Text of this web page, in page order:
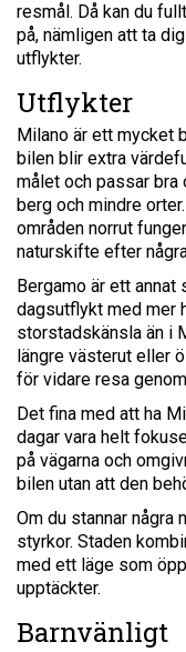
resmål. Då kan du
på, nämligen att ta
utflykter.
Utflykter
Milano är ett mycket
bilen blir extra
målet och passar bra
berg och mindre
områden norrut
naturskifte efter
Bergamo är ett annat
dagsutflykt med mer
storstadskänsla än i
längre västerut eller
för vidare resa
Det fina med att ha
dagar vara helt
på vägarna och
bilen utan att den
Om du stannar några
styrkor. Staden
med ett läge som
upptäckter.
Barnvänligt